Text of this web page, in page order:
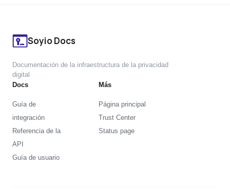
Soyio Docs
Documentación de la infraestructura de la privacidad
digital
Docs
Guía de
integración
Referencia de la
API
Guía de usuario
Más
Página principal
Trust Center
Status page